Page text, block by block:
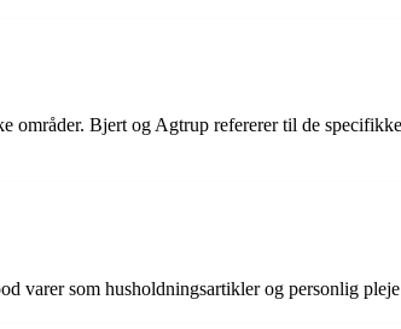
områder. Bjert og Agtrup refererer til de
varer som husholdningsartikler og personlig